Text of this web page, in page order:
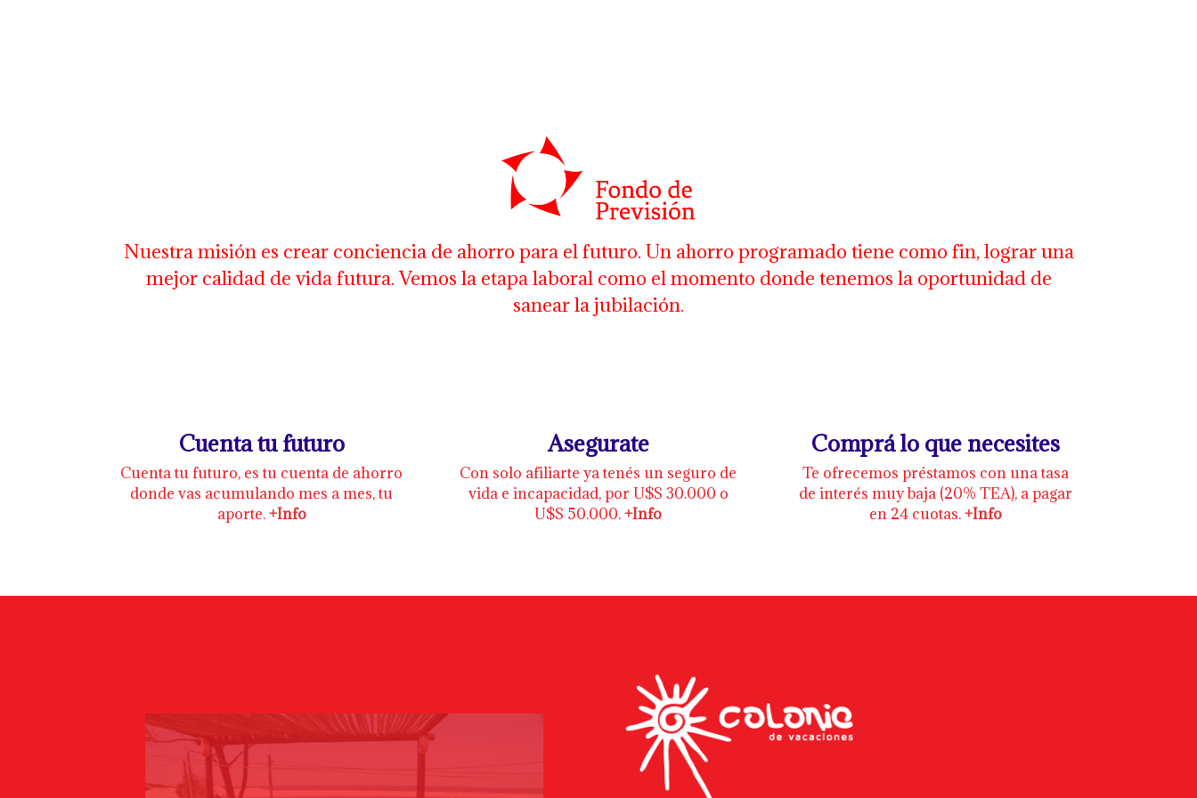
Nuestra misión es crear conciencia de ahorro para el futuro. Un ahorro programado tiene como fin, lograr una
mejor calidad de vida futura. Vemos la etapa laboral como el momento donde tenemos la oportunidad de
sanear la jubilación.
Cuenta tu futuro
Cuenta tu futuro, es tu cuenta de ahorro
donde vas acumulando mes a mes, tu
aporte.+Info
Asegurate
Con solo afiliarte ya tenés un seguro de
vida e incapacidad, por U$S 30.000 o
U$S 50.000.+Info
Comprá lo que necesites
Te ofrecemos préstamos con una tasa
de interés muy baja (20% TEA), a pagar
en 24 cuotas.+Info